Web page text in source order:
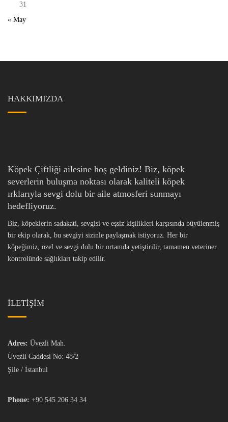
31
« May
HAKKIMIZDA
Köpek Çiftliği ailesine hoş geldiniz! Biz, köpek
severlerin buluşma noktası olarak kaliteli köpek
ırklarıyla sevgi dolu bir aile atmosferi sunmayı
hedefliyoruz.
Biz, köpeklerin sadakati, sevgisi ve eşsiz kişilikleri karşısında büyülenmiş
bir ekip olarak, bu sevgiyi sizinle paylaşmak istiyoruz. Her bir
köpeğimiz, özel ve sevgi dolu bir ortamda yetiştirilir, tamamen veteriner
kontrolünde sağlıkları takip edilir.
İLETİŞİM
Adres: Üvezli Mah.
Üvezli Caddesi No: 48/2
Şile / İstanbul
Phone: +90 545 206 34 34